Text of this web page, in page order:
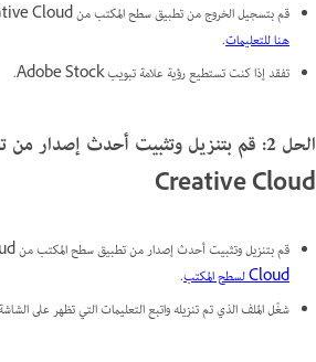
قم بتسجيل الخروج من تطبيق سطح المكتب من Creative Cloud ثم أعد تسجيل الدخول.
هنا للتعليمات.
تفقد إذا كنت تستطيع رؤية علامة تبويب Adobe Stock.
الحل 2: قم بتنزيل وتثبيت أحدث إصدار
Creative Cloud
قم بتنزيل وتثبيت أحدث إصدار من تطبيق سطح المكتب من Creative Cloud من
Cloud لسطح المكتب
.
شغّل الملف الذي تم تنزيله واتبع التعليمات التي تظهر على